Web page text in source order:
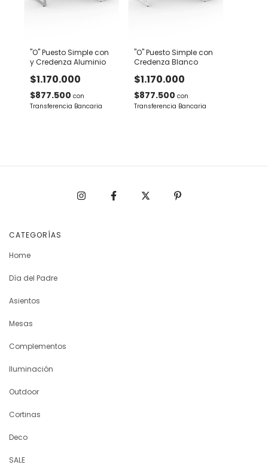
"O" Puesto Simple con
y Credenza Aluminio
$1.170.000
$877.500 con
Transferencia Bancaria
"O" Puesto Simple con
Credenza Blanco
$1.170.000
$877.500 con
Transferencia Bancaria
CATEGORÍAS
Home
Día del Padre
Asientos
Mesas
Complementos
Iluminación
Outdoor
Cortinas
Deco
SALE